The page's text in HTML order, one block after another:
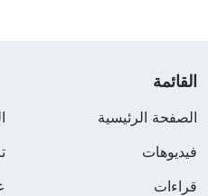
القائمة
الصفحة الرئيسية
فيديوهات
قراءات